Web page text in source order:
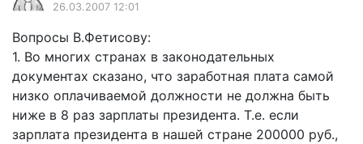
26.03.2007 12:01
Вопросы В.Фетисову:
1. Во многих странах в законодательных
документах сказано, что заработная плата самой
низко оплачиваемой должности не должна быть
ниже в 8 раз зарплаты президента. Т.е. если
зарплата президента в нашей стране 200000 руб.,